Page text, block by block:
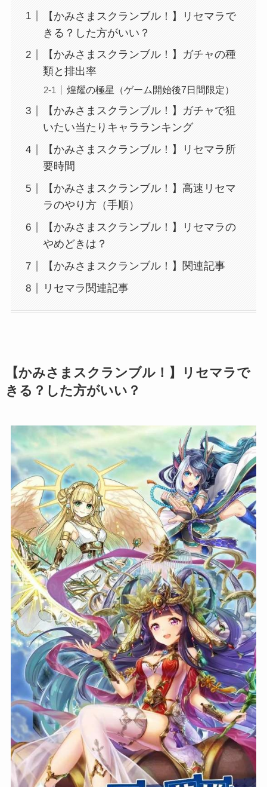
【かみさまスクランブル！】リセマラで
きる？した方がいい？
【かみさまスクランブル！】ガチャの種
類と排出率
煌耀の極星（ゲーム開始後7日間限定）
【かみさまスクランブル！】ガチャで狙
いたい当たりキャラランキング
【かみさまスクランブル！】リセマラ所
要時間
【かみさまスクランブル！】高速リセマ
ラのやり方（手順）
【かみさまスクランブル！】リセマラの
やめどきは？
【かみさまスクランブル！】関連記事
リセマラ関連記事
【かみさまスクランブル！】リセマラで
きる？した方がいい？